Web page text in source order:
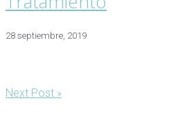
28 septiembre, 2019
Next Post »